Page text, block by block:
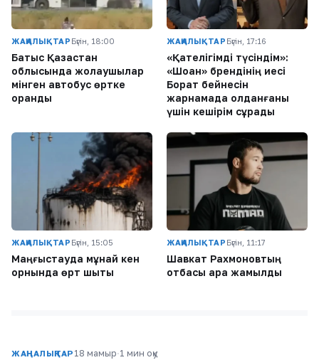
ЖАҢАЛЫҚТАР Бүгін, 18:00
Батыс Қазақстан
облысында жолаушылар
мінген автобус өртке
оранды
ЖАҢАЛЫҚТАР Бүгін, 17:16
«Қателігімді түсіндім»:
«Шоқан» брендінің иесі
Борат бейнесін
жарнамада қолданғаны
үшін кешірім сұрады
ЖАҢАЛЫҚТАР Бүгін, 15:05
Маңғыстауда мұнай кен
орнында өрт шықты
ЖАҢАЛЫҚТАР Бүгін, 11:17
Шавкат Рахмоновтың
отбасы қара жамылды
ЖАҢАЛЫҚТАР 18 мамыр·1 мин оқу